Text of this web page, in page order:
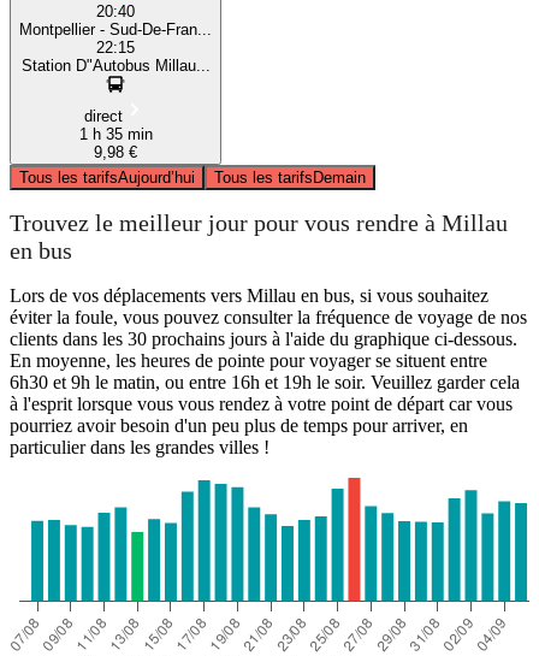
20:40
Montpellier - Sud-De-Fran...
22:15
Station D"Autobus Millau...
direct
1 h 35 min
9,98 €
Tous les tarifsAujourd’hui Tous les tarifsDemain
Trouvez le meilleur jour pour vous rendre à Millau
en bus
Lors de vos déplacements vers Millau en bus, si vous souhaitez
éviter la foule, vous pouvez consulter la fréquence de voyage de nos
clients dans les 30 prochains jours à l'aide du graphique ci-dessous.
En moyenne, les heures de pointe pour voyager se situent entre
6h30 et 9h le matin, ou entre 16h et 19h le soir. Veuillez garder cela
à l'esprit lorsque vous vous rendez à votre point de départ car vous
pourriez avoir besoin d'un peu plus de temps pour arriver, en
particulier dans les grandes villes !